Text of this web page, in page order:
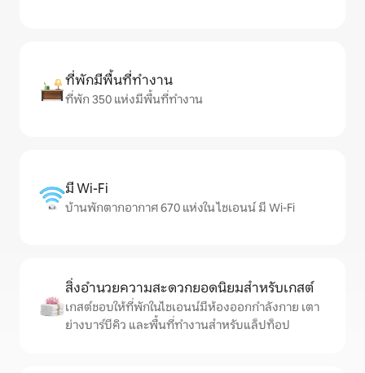
ที่พักมีพื้นที่ทำงาน
ที่พัก 350 แห่งมีพื้นที่ทำงาน
มี Wi-Fi
บ้านพักตากอากาศ 670 แห่งใน ไชเอนน์ มี Wi-Fi
สิ่งอำนวยความสะดวกยอดนิยมสำหรับเกสต์
เกสต์ชอบให้ที่พักในไชเอนน์มีห้องออกกำลังกาย เตา
ย่างบาร์บีคิว และพื้นที่ทำงานสำหรับแล็ปท็อป